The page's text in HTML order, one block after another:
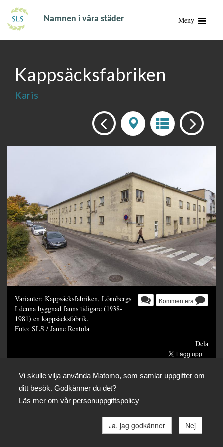
Namnen i våra städer Meny
Kappsäcksfabriken
Karis
Kommentera
Varianter: Kappsäcksfabriken, Lönnbergs
I denna byggnad fanns tidigare (1938-
1981) en kappsäcksfabrik.
Foto: SLS / Janne Rentola
Dela
Vi skulle vilja använda Matomo, som samlar uppgifter om
ditt besök. Godkänner du det?
Läs mer om vår personuppgiftspolicy
Ja, jag godkänner Nej